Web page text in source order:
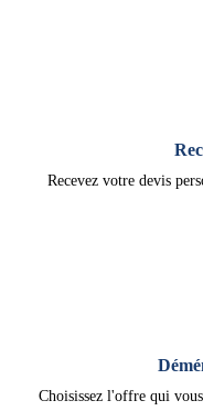
Recevez votre devis
Choisissez l'offre qui